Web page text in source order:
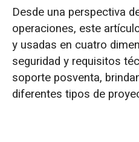
Desde una perspectiva
operaciones, este
y usadas en cuatro
seguridad y requisitos
soporte posventa,
diferentes tipos de